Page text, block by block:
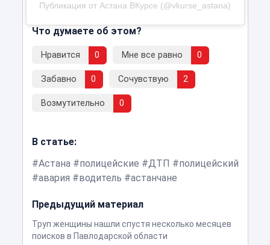
Публикация от Астана ВКурсе (@vkurse_astana)
Что думаете об этом?
Нравится 0 Мне все равно 0
Забавно 0 Сочувствую 2
Возмутительно 0
В статье:
Астана
полицейские ДТП
полицейский
авария
водитель астанчане
Предыдущий материал
Труп женщины нашли спустя несколько месяцев
поисков в Павлодарской области